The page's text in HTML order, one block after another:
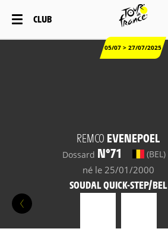
CLUB
05/07 > 27/07/2025
REMCO EVENEPOEL
Dossard N°71 (BEL)
né le 25/01/2000
SOUDAL QUICK-STEP/BEL